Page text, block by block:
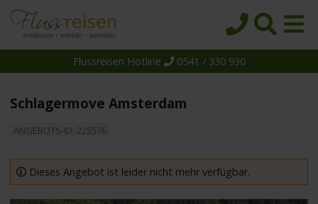
Reiseziele
Reedereien
Schiffe
Flussreisen Hotline 0541 / 330 930
Schlagermove Amsterdam
ANGEBOTS-ID: 225576
Dieses Angebot ist leider nicht mehr verfügbar.